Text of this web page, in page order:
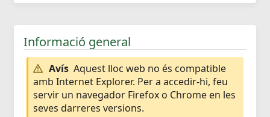
Informació general
Avís Aquest lloc web no és compatible
amb Internet Explorer. Per a accedir-hi, feu
servir un navegador Firefox o Chrome en les
seves darreres versions.